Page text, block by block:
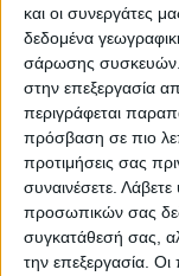
και οι συνεργάτες
δεδομένα
σάρωσης συσκευών.
στην επεξεργασία
περιγράφεται
πρόσβαση σε πιο
προτιμήσεις σας
συναινέσετε. Λάβετε
προσωπικών σας
συγκατάθεσή σας,
την επεξεργασία.
Περιπέτεια
Γιάννη Σκόκα